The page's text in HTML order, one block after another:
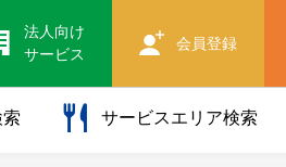
法人向け
サービス
会員登録
サービスエリア検索